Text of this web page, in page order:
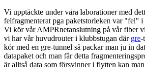
Vi upptäckte under våra laborationer med
felfragmenterat pga paketstorleken var "fel" i
Vi kör vår AMPRnetanslutning på vår fiber
vi har vår huvudrouter i klubbstugan där gre-
kör med en gre-tunnel så packar man ju in
datapaket och man får detta
är alltså data som försvinner i flytten kan man